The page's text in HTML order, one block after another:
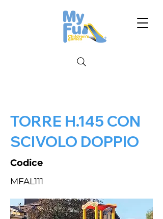
TORRE H.145 CON
SCIVOLO DOPPIO
Codice
MFAL111